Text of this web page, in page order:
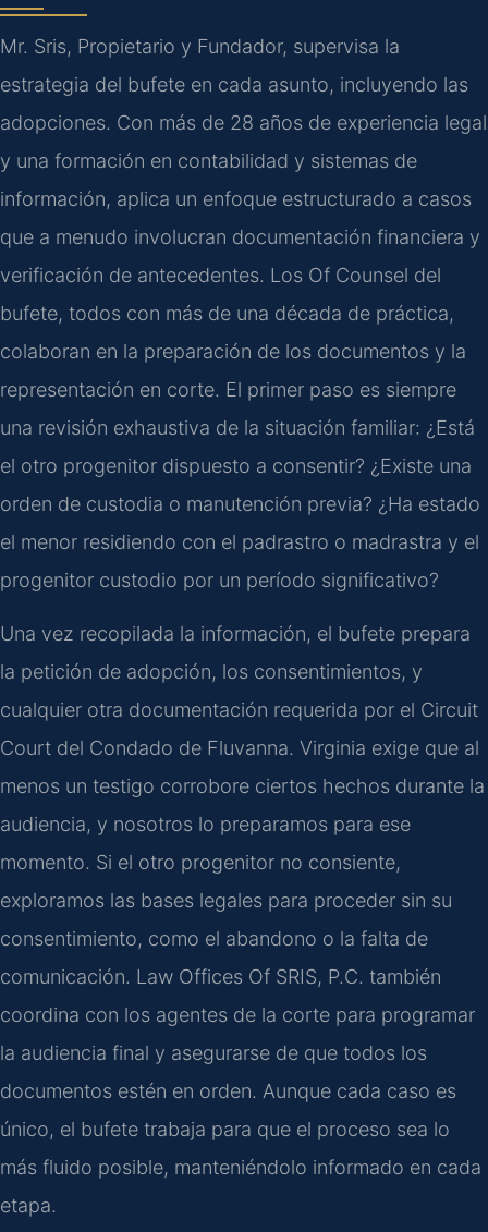
Mr. Sris, Propietario y Fundador, supervisa la
estrategia del bufete en cada asunto, incluyendo las
adopciones. Con más de 28 años de experiencia legal
y una formación en contabilidad y sistemas de
información, aplica un enfoque estructurado a casos
que a menudo involucran documentación financiera y
verificación de antecedentes. Los Of Counsel del
bufete, todos con más de una década de práctica,
colaboran en la preparación de los documentos y la
representación en corte. El primer paso es siempre
una revisión exhaustiva de la situación familiar: ¿Está
el otro progenitor dispuesto a consentir? ¿Existe una
orden de custodia o manutención previa? ¿Ha estado
el menor residiendo con el padrastro o madrastra y el
progenitor custodio por un período significativo?
Una vez recopilada la información, el bufete prepara
la petición de adopción, los consentimientos, y
cualquier otra documentación requerida por el Circuit
Court del Condado de Fluvanna. Virginia exige que al
menos un testigo corrobore ciertos hechos durante la
audiencia, y nosotros lo preparamos para ese
momento. Si el otro progenitor no consiente,
exploramos las bases legales para proceder sin su
consentimiento, como el abandono o la falta de
comunicación. Law Offices Of SRIS, P.C. también
coordina con los agentes de la corte para programar
la audiencia final y asegurarse de que todos los
documentos estén en orden. Aunque cada caso es
único, el bufete trabaja para que el proceso sea lo
más fluido posible, manteniéndolo informado en cada
etapa.